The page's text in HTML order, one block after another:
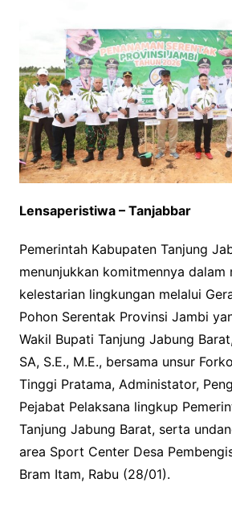
Lensaperistiwa – Tanjabbar
Pemerintah Kabupaten Tanjung
menunjukkan komitmennya dalam
kelestarian lingkungan melalui
Pohon Serentak Provinsi Jambi
Wakil Bupati Tanjung Jabung
SA, S.E., M.E., bersama unsur
Tinggi Pratama, Administator,
Pejabat Pelaksana lingkup
Tanjung Jabung Barat, serta
area Sport Center Desa
Bram Itam, Rabu (28/01).